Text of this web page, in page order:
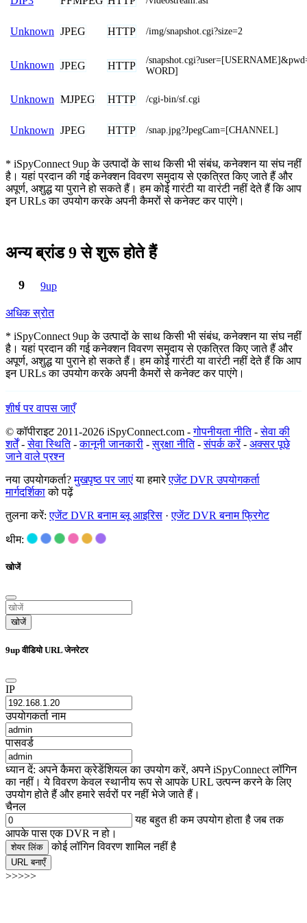
Unknown JPEG HTTP /img/snapshot.cgi?size=2
Unknown JPEG HTTP
/
WORD]
Unknown MJPEG HTTP /cgi-bin/sf.cgi
Unknown JPEG HTTP /snap.jpg?JpegCam=[CHANNEL]
* iSpyConnect 9up के उत्पादों के साथ किसी भी संबंध, कनेक्शन या संघ नहीं
है। यहां प्रदान की गई कनेक्शन विवरण समुदाय से एकत्रित किए जाते हैं और
अपूर्ण, अशुद्ध या पुराने हो सकते हैं। हम कोई गारंटी या वारंटी नहीं देते हैं कि आप
इन URLs का उपयोग करके अपनी कैमरों से कनेक्ट कर पाएंगे।
अन्य ब्रांड 9 से शुरू होते हैं
9 9up
अधिक स्रोत
* iSpyConnect 9up के उत्पादों के साथ किसी भी संबंध, कनेक्शन या संघ नहीं
है। यहां प्रदान की गई कनेक्शन विवरण समुदाय से एकत्रित किए जाते हैं और
अपूर्ण, अशुद्ध या पुराने हो सकते हैं। हम कोई गारंटी या वारंटी नहीं देते हैं कि आप
इन URLs का उपयोग करके अपनी कैमरों से कनेक्ट कर पाएंगे।
शीर्ष पर वापस जाएँ
© कॉपीराइट 2011-2026 iSpyConnect.com -गोपनीयता नीति-सेवा की
शर्तें-सेवा स्थिति-कानूनी जानकारी -सुरक्षा नीति-संपर्क करें- अक्सर पूछे
जाने वाले प्रश्न
नया उपयोगकर्ता?मुखपृष्ठ पर जाएंया हमारेएजेंट DVR उपयोगकर्ता
मार्गदर्शिकाको पढ़ें
तुलना करें:एजेंट DVR बनाम ब्लू आइरिस ·एजेंट DVR बनाम फ्रिगेट
थीम:
खोजें
खोजें
9up वीडियो URL जेनरेटर
IP
उपयोगकर्ता नाम
पासवर्ड
ध्यान दें: अपने कैमरा क्रेडेंशियल का उपयोग करें, अपने iSpyConnect लॉगिन
का नहीं। ये विवरण केवल स्थानीय रूप से आपके URL उत्पन्न करने के लिए
उपयोग होते हैं और हमारे सर्वरों पर नहीं भेजे जाते हैं।
चैनल
यह बहुत ही कम उपयोग होता है जब तक
आपके पास एक DVR न हो।
शेयर लिंक कोई लॉगिन विवरण शामिल नहीं है
URL बनाएँ
>>>>>